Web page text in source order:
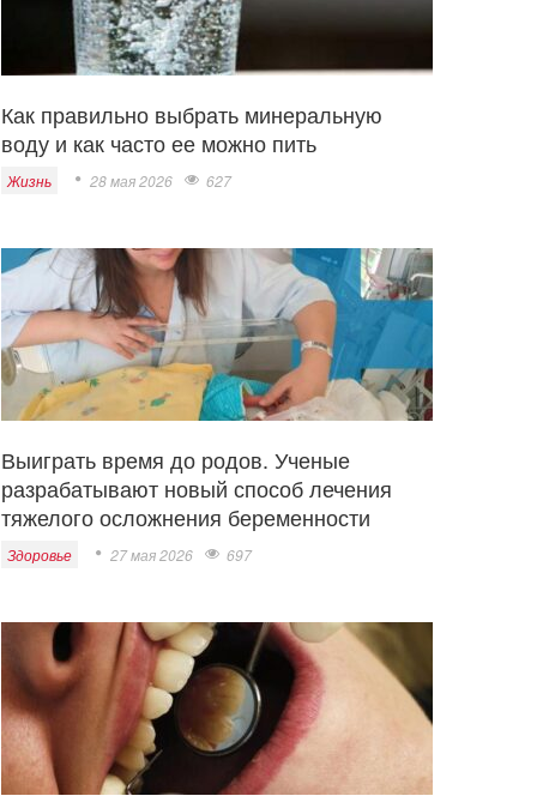
Как правильно выбрать минеральную
воду и как часто ее можно пить
Жизнь 28 мая 2026 627
Выиграть время до родов. Ученые
разрабатывают новый способ лечения
тяжелого осложнения беременности
Здоровье 27 мая 2026 697